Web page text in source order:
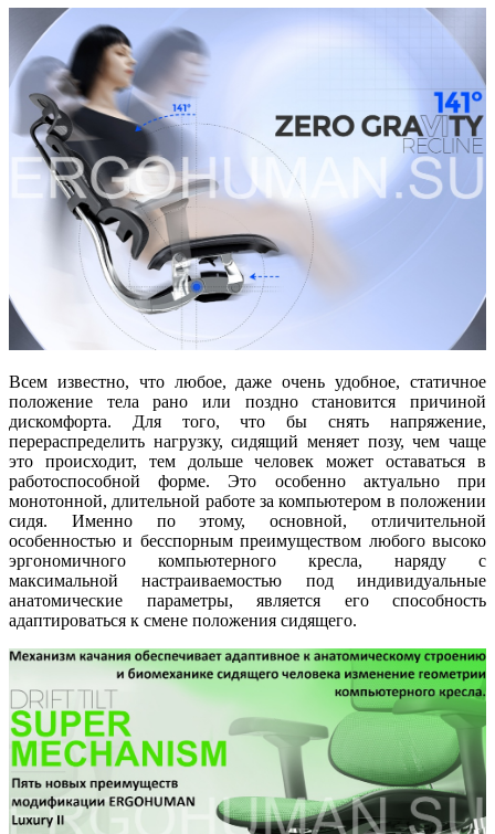
Всем известно, что любое, даже очень удобное, статичное
положение тела рано или поздно становится причиной
дискомфорта. Для того, что бы снять напряжение,
перераспределить нагрузку, сидящий меняет позу, чем чаще
это происходит, тем дольше человек может оставаться в
работоспособной форме. Это особенно актуально при
монотонной, длительной работе за компьютером в положении
сидя. Именно по этому, основной, отличительной
особенностью и бесспорным преимуществом любого высоко
эргономичного компьютерного кресла, наряду с
максимальной настраиваемостью под индивидуальные
анатомические параметры, является его способность
адаптироваться к смене положения сидящего.